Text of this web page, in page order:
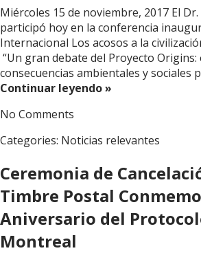
Miércoles 15 de noviembre, 2017 El
participó hoy en la conferencia
Internacional Los acosos a la
“Un gran debate del Proyecto Origins:
consecuencias ambientales y sociales
Continuar leyendo »
No Comments
Categories: Noticias relevantes
Ceremonia de
Timbre Postal
Aniversario del
Montreal